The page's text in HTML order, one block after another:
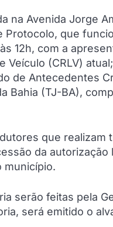
na Avenida Jorge
Protocolo, que
12h, com a
(CRLV)
de Antecedentes
Bahia (TJ-BA),
que realizam
da autorização
município.
serão feitas pela
será emitido o